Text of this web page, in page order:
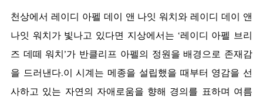
천상에서 레이디 아펠 데이 앤 나잇 워치와 레이디 데이 앤
나잇 워치가 빛나고 있다면 지상에서는 ‘레이디 아펠 브리
즈 데떼 워치’가 반클리프 아펠의 정원을 배경으로 존재감
을 드러낸다.이 시계는 메종을 설립했을 때부터 영감을 선
사하고 있는 자연의 자애로움을 향해 경의를 표하며 여름